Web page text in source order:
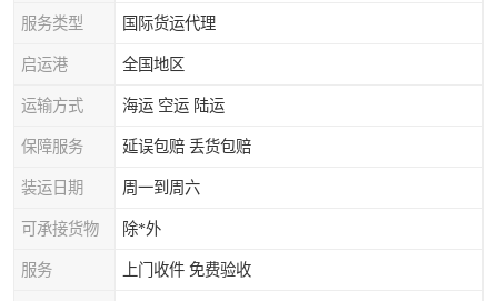
服务类型 国际货运代理
启运港 全国地区
运输方式 海运 空运 陆运
保障服务 延误包赔 丢货包赔
装运日期 周一到周六
可承接货物 除*外
服务 上门收件 免费验收